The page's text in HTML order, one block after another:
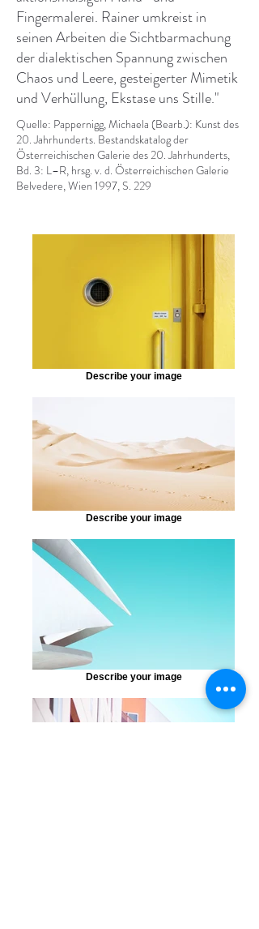
Fingermalerei. Rainer umkreist in
seinen Arbeiten die Sichtbarmachung
der dialektischen Spannung zwischen
Chaos und Leere, gesteigerter Mimetik
und Verhüllung, Ekstase uns Stille."
Quelle: Pappernigg, Michaela (Bearb.): Kunst des
20. Jahrhunderts. Bestandskatalog der
Österreichischen Galerie des 20. Jahrhunderts,
Bd. 3: L–R, hrsg. v. d. Österreichischen Galerie
Belvedere, Wien 1997, S. 229
Describe your image
Describe your image
Describe your image